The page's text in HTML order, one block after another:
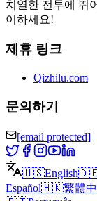
치열한 전투에 뛰
이하세요!
제휴 링크
Qizhilu.com
문의하기
[email protected]
🇺🇸English
Español🇭🇰繁體